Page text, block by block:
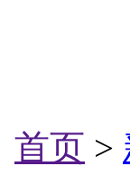
首页 >